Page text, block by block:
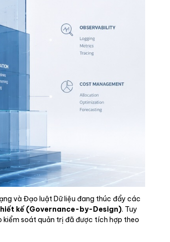
và Đạo luật Dữ liệu đang thúc đẩy các
kế (Governance-by-Design). Tuy
kiểm soát quản trị đã được tích hợp theo